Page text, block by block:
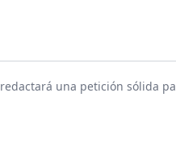
una petición sólida